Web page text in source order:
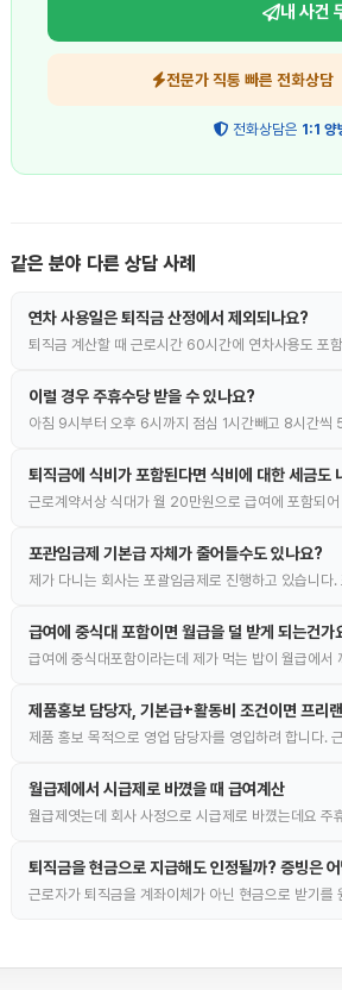
내 사건
전문가 직통 빠른 전화상담
전화상담은 1:1 양
같은 분야 다른 상담 사례
연차 사용일은 퇴직금 산정에서 제외되나요?
퇴직금 계산할 때 근로시간 60시간에 연차사용도 포
이럴 경우 주휴수당 받을 수 있나요?
아침 9시부터 오후 6시까지 점심 1시간빼고 8시간
퇴직금에 식비가 포함된다면 식비에 대한 세금도
근로계약서상 식대가 월 20만원으로 급여에 포함되
포관임금제 기본급 자체가 줄어들수도 있나요?
제가 다니는 회사는 포괄임금제로 진행하고 있습니
급여에 중식대 포함이면 월급을 덜 받게 되는건가
급여에 중식대포함이라는데 제가 먹는 밥이 월급에
제품홍보 담당자, 기본급+활동비 조건이면 프리
제품 홍보 목적으로 영업 담당자를 영입하려 합니다.
월급제에서 시급제로 바꼈을 때 급여계산
월급제엿는데 회사 사정으로 시급제로 바꼈는데요
퇴직금을 현금으로 지급해도 인정될까? 증빙은
근로자가 퇴직금을 계좌이체가 아닌 현금으로 받기